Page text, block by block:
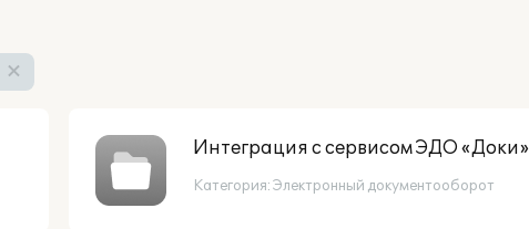
Интеграция с сервисом ЭДО «Доки»
Категория:Электронный документооборот